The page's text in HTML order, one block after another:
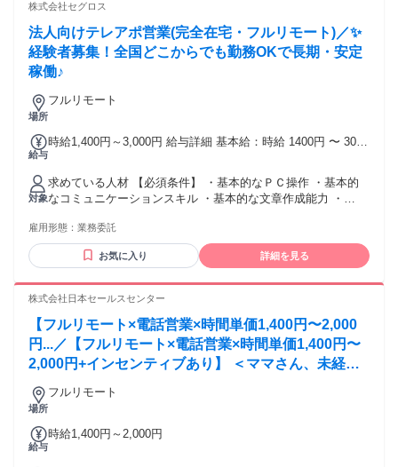
株式会社セグロス
法人向けテレアポ営業(完全在宅・フルリモート)／✨
経験者募集！全国どこからでも勤務OKで長期・安定
稼働♪
場所
フルリモート
給与
時給1,400円～3,000円 給与詳細 基本給：時給 1400円 〜 3000
対象
求めている人材 【必須条件】 ・基本的なＰＣ操作 ・基本的
なコミュニケーションスキル ・基本的な文章作成能力 ・
【歓迎条件】 ・スプレッドシート操作経験 ・チャットツール
Slack操作経験 ・コールシステム操作経験（弊社はcomdesk
leadを使用しております） ・法人営業経験（１年以上） ・無
迎 ・ブランク歓迎 ・学歴不問 ・20代・30代の若手活躍中 ・
メ！】 ・複数案件の対応が可能な方 ・責任感を持って働ける
方 ・成長意欲のある方 ・法人営業のご経験がある方 ・toBの
テレアポのご経験がある方 ・メリハリをつけて働きたい方 ・
楽しく働きたい方
雇用形態： 業務委託
お気に入り 詳細を見る
株式会社日本セールスセンター
【フルリモート×電話営業×時間単価1,400円〜2,000
円...／【フルリモート×電話営業×時間単価1,400円〜
2,000円+インセンティブあり】 ＜ママさん、未経験
活躍中＞ 完全在宅の電話営業で家庭と仕事の両立を
実現
場所
フルリモート
給与
時給1,400円～2,000円